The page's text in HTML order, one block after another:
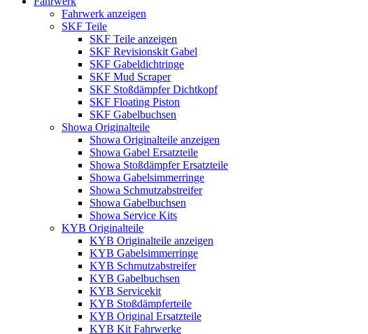
Fahrwerk anzeigen
SKF Teile
SKF Teile anzeigen
SKF Revisionskit Gabel
SKF Gabeldichtringe
SKF Mud Scraper
SKF Stoßdämpfer Dichtkopf
SKF Floating Piston
SKF Gabelbuchsen
Showa Originalteile
Showa Originalteile anzeigen
Showa Gabel Ersatzteile
Showa Stoßdämpfer Ersatzteile
Showa Gabelsimmerringe
Showa Schmutzabstreifer
Showa Gabelbuchsen
Showa Service Kits
KYB Originalteile
KYB Originalteile anzeigen
KYB Gabelsimmerringe
KYB Schmutzabstreifer
KYB Gabelbuchsen
KYB Servicekit
KYB Stoßdämpferteile
KYB Original Ersatzteile
KYB Kit Fahrwerke